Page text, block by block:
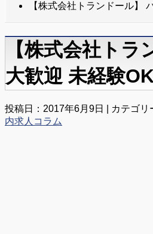
【株式会社トランドール】
【株式会社ト
大歓迎 未経験
投稿日：2017年6月9日 | カテゴリ
内求人コラム